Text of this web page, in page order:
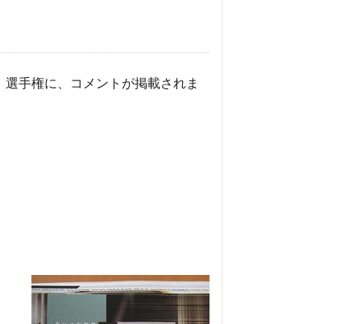
手権に、コメントが掲載されま